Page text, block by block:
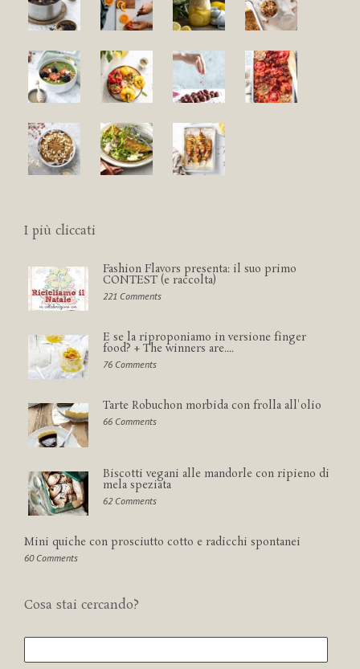
I più cliccati
Fashion Flavors presenta: il suo primo
CONTEST (e raccolta)
221 Comments
E se la riproponiamo in versione finger
food? + The winners are....
76 Comments
Tarte Robuchon morbida con frolla all'olio
66 Comments
Biscotti vegani alle mandorle con ripieno di
mela speziata
62 Comments
Mini quiche con prosciutto cotto e radicchi spontanei
60 Comments
Cosa stai cercando?